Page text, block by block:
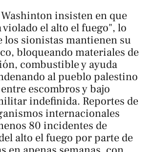
insisten en que
violado el alto el fuego", lo
los sionistas mantienen su
bloqueando materiales de
combustible y ayuda
al pueblo palestino
escombros y bajo
indefinida. Reportes de
internacionales
80 incidentes de
alto el fuego por parte de